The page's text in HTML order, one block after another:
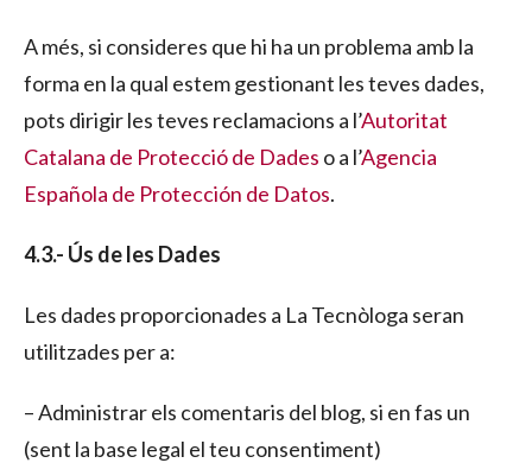
A més, si consideres que hi ha un problema amb la
forma en la qual estem gestionant les teves dades,
pots dirigir les teves reclamacions a l’Autoritat
Catalana de Protecció de Dades o a l’Agencia
Española de Protección de Datos.
4.3.- Ús de les Dades
Les dades proporcionades a La Tecnòloga seran
utilitzades per a:
– Administrar els comentaris del blog, si en fas un
(sent la base legal el teu consentiment)